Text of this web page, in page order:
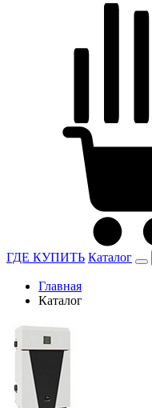
ГДЕ КУПИТЬ Каталог
Главная
Каталог